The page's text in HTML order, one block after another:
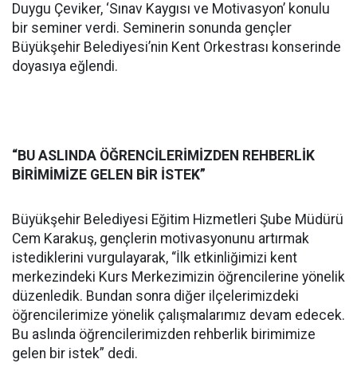
Duygu Çeviker, ‘Sınav Kaygısı ve Motivasyon’ konulu
bir seminer verdi. Seminerin sonunda gençler
Büyükşehir Belediyesi’nin Kent Orkestrası konserinde
doyasıya eğlendi.
“BU ASLINDA ÖĞRENCİLERİMİZDEN REHBERLİK
BİRİMİMİZE GELEN BİR İSTEK”
Büyükşehir Belediyesi Eğitim Hizmetleri Şube Müdürü
Cem Karakuş, gençlerin motivasyonunu artırmak
istediklerini vurgulayarak, “İlk etkinliğimizi kent
merkezindeki Kurs Merkezimizin öğrencilerine yönelik
düzenledik. Bundan sonra diğer ilçelerimizdeki
öğrencilerimize yönelik çalışmalarımız devam edecek.
Bu aslında öğrencilerimizden rehberlik birimimize
gelen bir istek” dedi.